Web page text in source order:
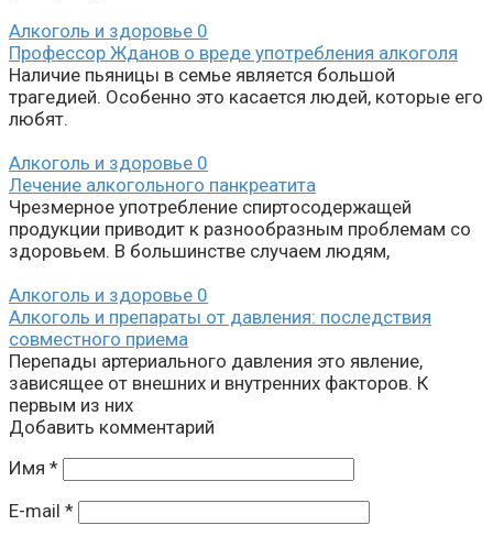
Алкоголь и здоровье 0
Профессор Жданов о вреде употребления алкоголя
Наличие пьяницы в семье является большой
трагедией. Особенно это касается людей, которые его
любят.
Алкоголь и здоровье 0
Лечение алкогольного панкреатита
Чрезмерное употребление спиртосодержащей
продукции приводит к разнообразным проблемам со
здоровьем. В большинстве случаем людям,
Алкоголь и здоровье 0
Алкоголь и препараты от давления: последствия
совместного приема
Перепады артериального давления это явление,
зависящее от внешних и внутренних факторов. К
первым из них
Добавить комментарий
Имя *
E-mail *